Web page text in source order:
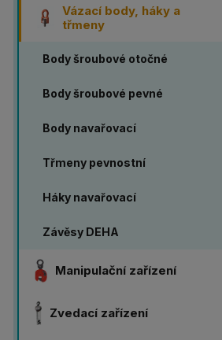
Vázací body, háky a
třmeny
Body šroubové otočné
Body šroubové pevné
Body navařovací
Třmeny pevnostní
Háky navařovací
Závěsy DEHA
Manipulační zařízení
Zvedací zařízení